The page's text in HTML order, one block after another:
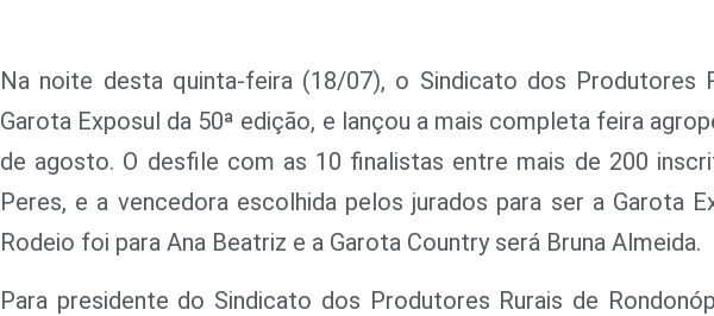
Na noite desta quinta-feira (18/07), o Sindicato dos Produtores
Garota Exposul da 50ª edição, e lançou a mais completa feira
de agosto. O desfile com as 10 finalistas entre mais de 200
Peres, e a vencedora escolhida pelos jurados para ser a Garota
Rodeio foi para Ana Beatriz e a Garota Country será Bruna Almeida.
Para presidente do Sindicato dos Produtores Rurais de